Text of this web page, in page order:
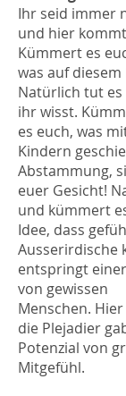
Ihr seid immer
und hier
Kümmert es
was auf
Natürlich tut es
ihr wisst.
es euch, was
Kindern
Abstammung,
euer Gesicht!
und kümmert
Idee, dass
Ausserirdische
entspringt
von gewissen
Menschen.
die Plejadier
Potenzial von
Mitgefühl.